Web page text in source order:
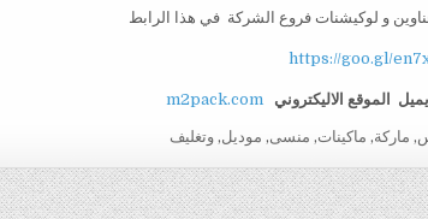
و لوكيشنات فروع الشركة في هذا الرابط
https://goo.gl/
الموقع الاليكتروني m2pack.com
, ماركة, ماكينات, منسى, موديل,وتغليف